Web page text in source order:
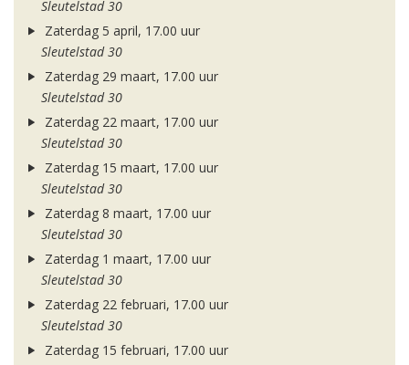
Sleutelstad 30
Zaterdag 5 april, 17.00 uur
Sleutelstad 30
Zaterdag 29 maart, 17.00 uur
Sleutelstad 30
Zaterdag 22 maart, 17.00 uur
Sleutelstad 30
Zaterdag 15 maart, 17.00 uur
Sleutelstad 30
Zaterdag 8 maart, 17.00 uur
Sleutelstad 30
Zaterdag 1 maart, 17.00 uur
Sleutelstad 30
Zaterdag 22 februari, 17.00 uur
Sleutelstad 30
Zaterdag 15 februari, 17.00 uur